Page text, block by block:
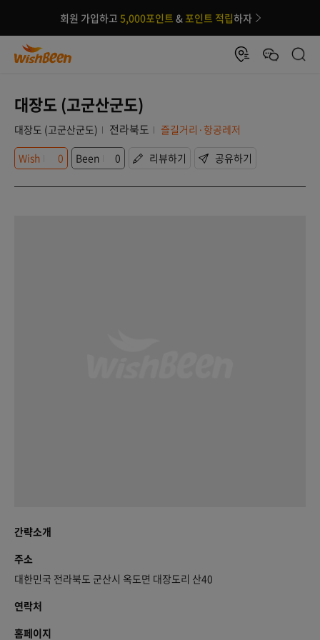
회원 가입하고 5,000포인트 &포인트 적립하자
대장도 (고군산군도)
대장도 (고군산군도) 전라북도
즐길거리·항공레저
Wish
0 Been 0 리뷰하기 공유하기
간략소개
주소
대한민국 전라북도 군산시 옥도면 대장도리 산40
연락처
홈페이지